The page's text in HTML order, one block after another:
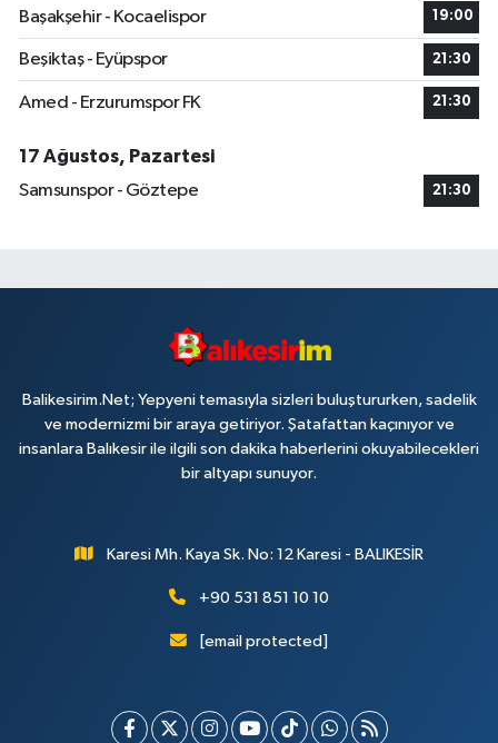
Başakşehir - Kocaelispor
19:00
Beşiktaş - Eyüpspor 21:30
Amed - Erzurumspor FK 21:30
17 Ağustos, Pazartesi
Samsunspor - Göztepe
21:30
Balikesirim.Net; Yepyeni temasıyla sizleri buluştururken, sadelik
ve modernizmi bir araya getiriyor. Şatafattan kaçınıyor ve
insanlara Balıkesir ile ilgili son dakika haberlerini okuyabilecekleri
bir altyapı sunuyor.
Karesi Mh. Kaya Sk. No: 12 Karesi - BALIKESİR
+90 531 851 10 10
[email protected]